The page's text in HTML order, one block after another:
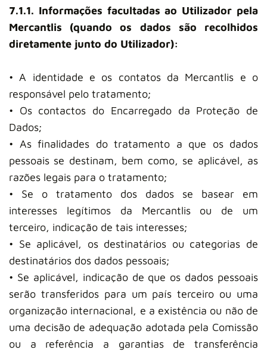
7.1.1. Informações facultadas ao Utilizador pela
Mercantlis (quando os dados são recolhidos
diretamente junto do Utilizador):
• A identidade e os contatos da Mercantlis e o
responsável pelo tratamento;
• Os contactos do Encarregado da Proteção de
Dados;
• As finalidades do tratamento a que os dados
pessoais se destinam, bem como, se aplicável, as
razões legais para o tratamento;
• Se o tratamento dos dados se basear em
interesses legítimos da Mercantlis ou de um
terceiro, indicação de tais interesses;
• Se aplicável, os destinatários ou categorias de
destinatários dos dados pessoais;
• Se aplicável, indicação de que os dados pessoais
serão transferidos para um país terceiro ou uma
organização internacional, e a existência ou não de
uma decisão de adequação adotada pela Comissão
ou a referência a garantias de transferência